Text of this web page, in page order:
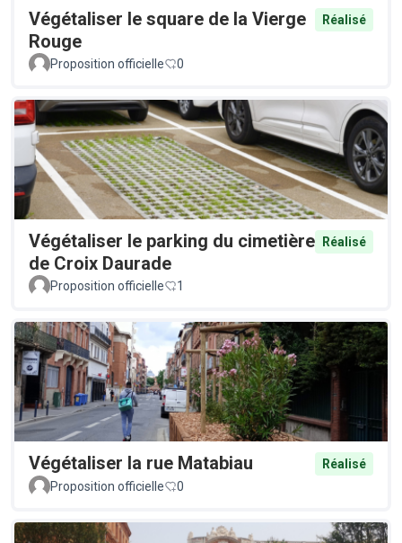
Végétaliser le square de la Vierge
Rouge
Réalisé
Proposition officielle 0
Végétaliser le parking du cimetière
de Croix Daurade
Réalisé
Proposition officielle 1
Végétaliser la rue Matabiau
Réalisé
Proposition officielle
0